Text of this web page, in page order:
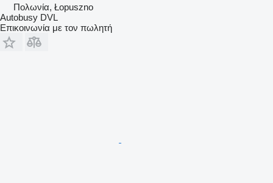
Πολωνία, Łopuszno
Autobusy DVL
Επικοινωνία με τον πωλητή